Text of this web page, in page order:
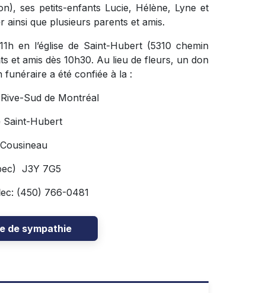
ses petits-enfants Lucie, Hélène, Lyne et
que plusieurs parents et amis.
en l’église de Saint-Hubert (5310 chemin
et amis dès 10h30. Au lieu de fleurs, un don
funéraire a été confiée à la :
Sud de Montréal
Saint-Hubert
J3Y 7G5
(450) 766-0481
de sympathie